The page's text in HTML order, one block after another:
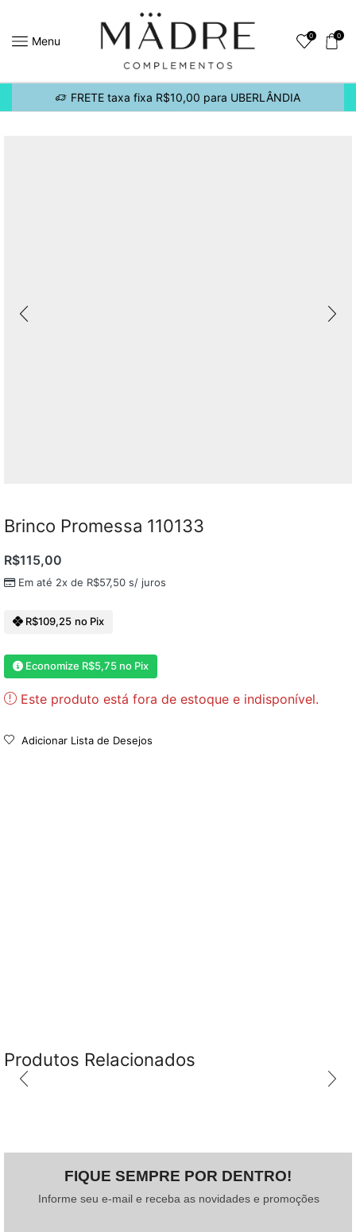
Menu 0 0
FRETE taxa fixa R$10,00 para UBERLÂNDIA
Brinco Promessa 110133
R$115,00
Em até 2x de R$57,50 s/ juros
R$109,25 no Pix
Economize R$5,75 no Pix
Este produto está fora de estoque e indisponível.
Adicionar Lista de Desejos
Produtos Relacionados
FIQUE SEMPRE POR DENTRO!
Informe seu e-mail e receba as novidades e promoções